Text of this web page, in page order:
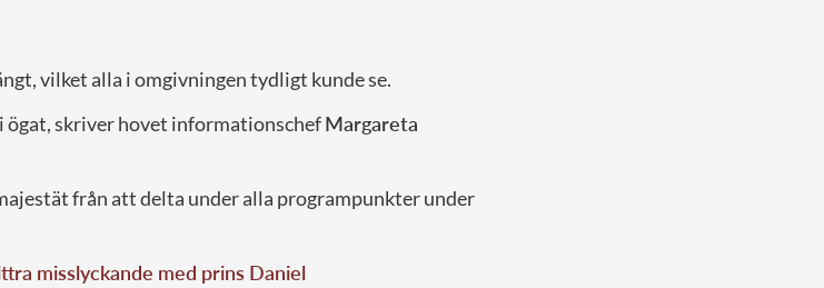
vilket alla i omgivningen tydligt kunde se.
skriver hovet informationschefMargareta
från att delta under alla programpunkter under
misslyckande med prins Daniel